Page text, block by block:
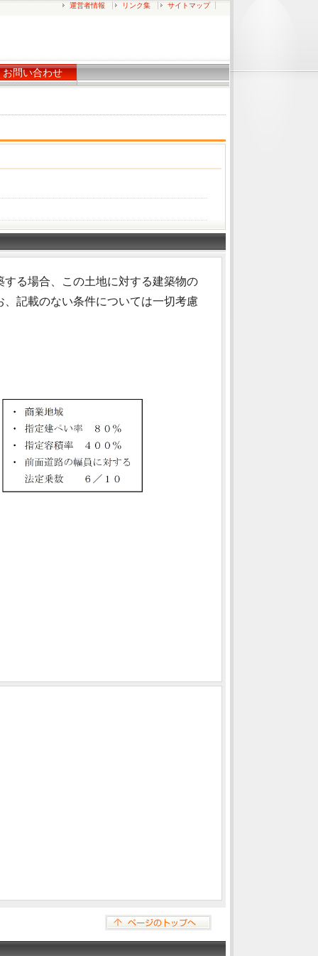
運営者情報 リンク集 サイトマップ
お問い合わせ
る場合、この土地に対する建築物の
記載のない条件については一切考慮